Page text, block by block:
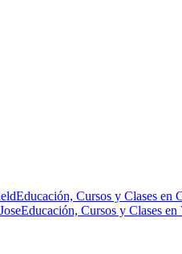
Educación, Cursos y Clases en
Educación, Cursos y Clases en